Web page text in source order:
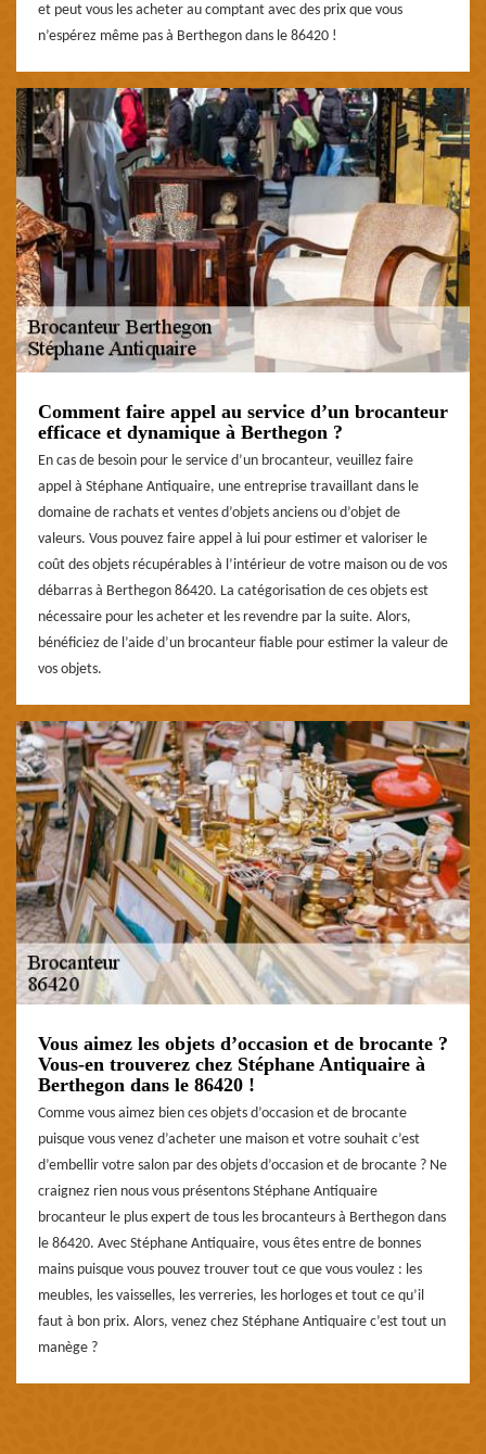
et peut vous les acheter au comptant avec des prix que vous
n’espérez même pas à Berthegon dans le 86420 !
Comment faire appel au service d’un brocanteur
efficace et dynamique à Berthegon ?
En cas de besoin pour le service d’un brocanteur, veuillez faire
appel à Stéphane Antiquaire, une entreprise travaillant dans le
domaine de rachats et ventes d’objets anciens ou d’objet de
valeurs. Vous pouvez faire appel à lui pour estimer et valoriser le
coût des objets récupérables à l’intérieur de votre maison ou de vos
débarras à Berthegon 86420. La catégorisation de ces objets est
nécessaire pour les acheter et les revendre par la suite. Alors,
bénéficiez de l’aide d’un brocanteur fiable pour estimer la valeur de
vos objets.
Vous aimez les objets d’occasion et de brocante ?
Vous-en trouverez chez Stéphane Antiquaire à
Berthegon dans le 86420 !
Comme vous aimez bien ces objets d’occasion et de brocante
puisque vous venez d’acheter une maison et votre souhait c’est
d’embellir votre salon par des objets d’occasion et de brocante ? Ne
craignez rien nous vous présentons Stéphane Antiquaire
brocanteur le plus expert de tous les brocanteurs à Berthegon dans
le 86420. Avec Stéphane Antiquaire, vous êtes entre de bonnes
mains puisque vous pouvez trouver tout ce que vous voulez : les
meubles, les vaisselles, les verreries, les horloges et tout ce qu’il
faut à bon prix. Alors, venez chez Stéphane Antiquaire c’est tout un
manège ?